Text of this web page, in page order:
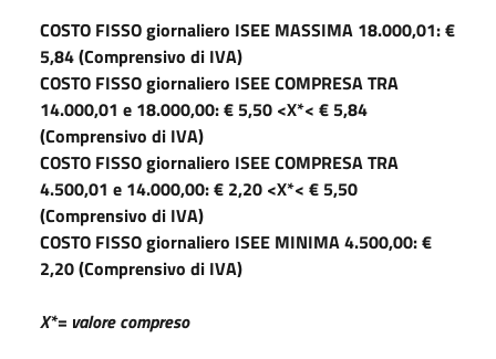
COSTO FISSO giornaliero ISEE MASSIMA 18.000,01: €
5,84 (Comprensivo di IVA)
COSTO FISSO giornaliero ISEE COMPRESA TRA
14.000,01 e 18.000,00: € 5,50 <X*< € 5,84
(Comprensivo di IVA)
COSTO FISSO giornaliero ISEE COMPRESA TRA
4.500,01 e 14.000,00: € 2,20 <X*< € 5,50
(Comprensivo di IVA)
COSTO FISSO giornaliero ISEE MINIMA 4.500,00: €
2,20 (Comprensivo di IVA)
X*= valore compreso